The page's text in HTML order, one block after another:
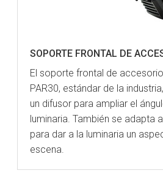
SOPORTE FRONTAL DE
El soporte frontal de
PAR30, estándar de la
un difusor para ampliar el
luminaria. También se adapta
para dar a la luminaria un
escena.